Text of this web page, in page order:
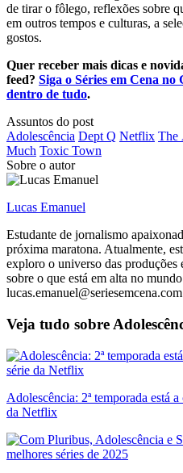
de tirar o fôlego, reflexões sobre
em outros tempos e culturas, a
gostos.
Quer receber mais dicas e
feed? Siga o Séries em Cena
dentro de tudo.
Assuntos do post
Adolescência Dept Q Netflix The
Much Toxic Town
Sobre o autor
Lucas Emanuel
Estudante de jornalismo
próxima maratona. Atualmente,
exploro o universo das
sobre o que está em alta no
Veja tudo sobre
Adolescência: 2ª temporada está
da Netflix